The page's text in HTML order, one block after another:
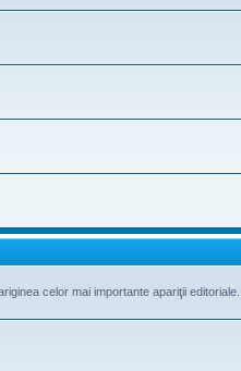
celor mai importante apariţii editoriale...